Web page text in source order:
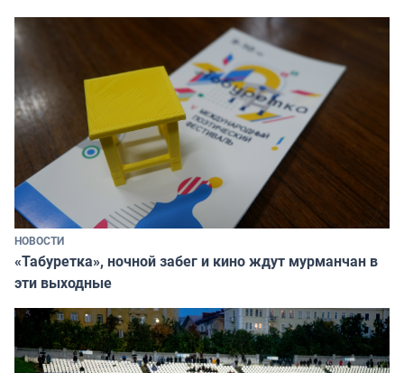
НОВОСТИ
«Табуретка», ночной забег и кино ждут мурманчан в
эти выходные